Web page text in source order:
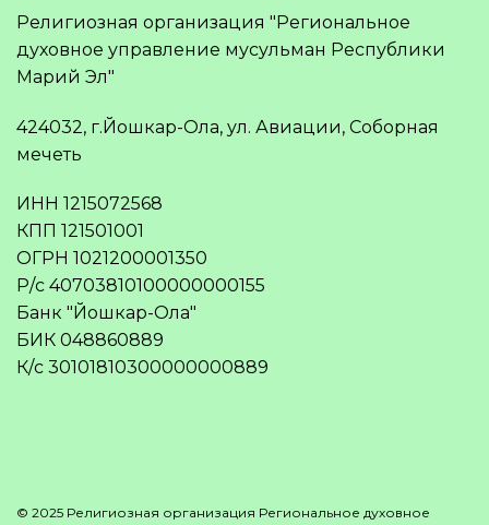
Религиозная организация "Региональное
духовное управление мусульман Республики
Марий Эл"
424032, г.Йошкар-Ола, ул. Авиации, Соборная
мечеть
ИНН 1215072568
КПП 121501001
ОГРН 1021200001350
Р/с 40703810100000000155
Банк "Йошкар-Ола"
БИК 048860889
К/с 30101810300000000889
© 2025 Религиозная организация Региональное духовное